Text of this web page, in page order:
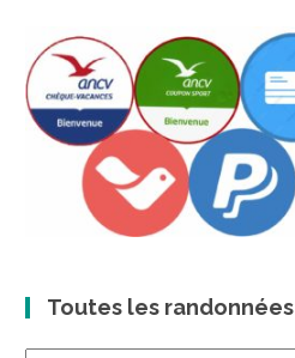
Toutes les randonnées